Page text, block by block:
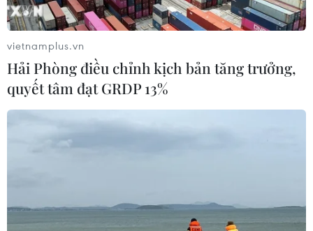
vietnamplus.vn
Hải Phòng điều chỉnh kịch bản tăng trưởng,
quyết tâm đạt GRDP 13%